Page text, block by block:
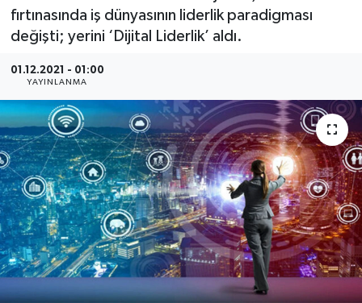
fırtınasında iş dünyasının liderlik paradigması
değişti; yerini ‘Dijital Liderlik’ aldı.
01.12.2021 - 01:00
YAYINLANMA
KAPAK
SEKTÖR
ŞİRKET PANO
SÖYLEŞİ
ÜLKE
YAŞAM